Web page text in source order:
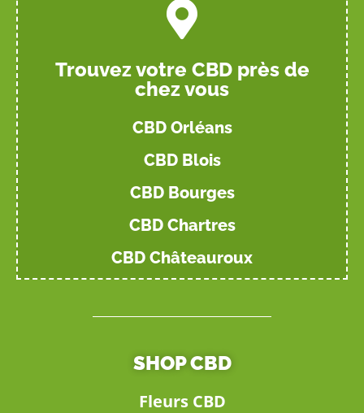
Trouvez votre CBD près de
chez vous
CBD Orléans
CBD Blois
CBD Bourges
CBD Chartres
CBD Châteauroux
SHOP CBD
Fleurs CBD